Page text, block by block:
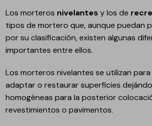
Los morteros nivelantes y los de
tipos de mortero que, aunque puedan
por su clasificación, existen algunas
importantes entre ellos.
Los morteros nivelantes se utilizan para
adaptar o restaurar superficies
homogéneas para la posterior
revestimientos o pavimentos.